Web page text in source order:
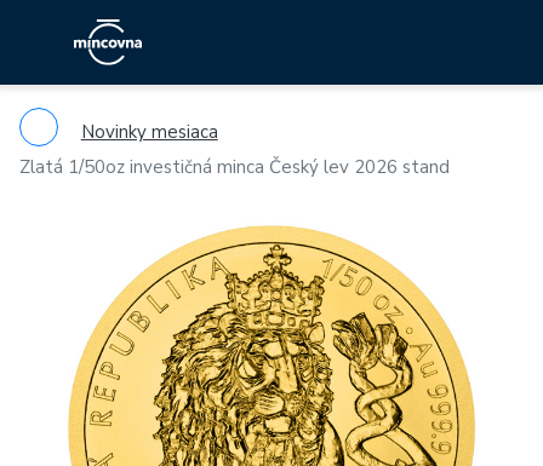
Novinky mesiaca
Zlatá 1/50oz investičná minca Český lev 2026 stand